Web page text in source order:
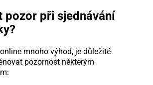
pozor při sjednávání
mnoho výhod, je důležité
pozornost některým